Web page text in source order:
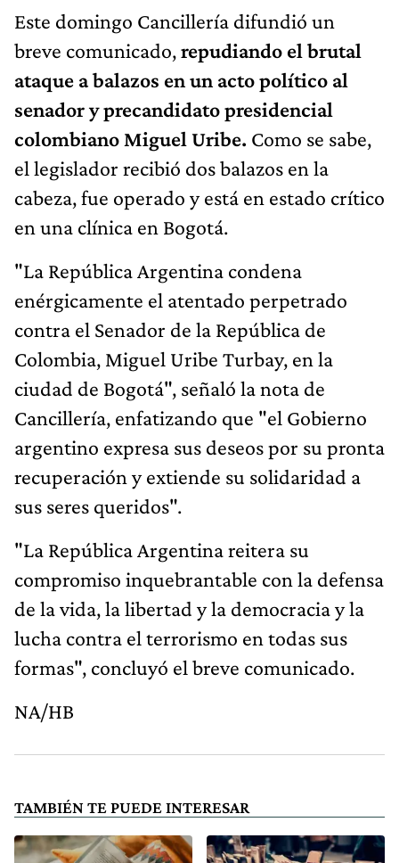
Este domingo Cancillería difundió un
breve comunicado,repudiando el brutal
ataque a balazos en un acto político al
senador y precandidato presidencial
colombiano Miguel Uribe. Como se sabe,
el legislador recibió dos balazos en la
cabeza, fue operado y está en estado crítico
en una clínica en Bogotá.
"La República Argentina condena
enérgicamente el atentado perpetrado
contra el Senador de la República de
Colombia, Miguel Uribe Turbay, en la
ciudad de Bogotá", señaló la nota de
Cancillería, enfatizando que "el Gobierno
argentino expresa sus deseos por su pronta
recuperación y extiende su solidaridad a
sus seres queridos".
"La República Argentina reitera su
compromiso inquebrantable con la defensa
de la vida, la libertad y la democracia y la
lucha contra el terrorismo en todas sus
formas", concluyó el breve comunicado.
NA/HB
TAMBIÉN TE PUEDE INTERESAR